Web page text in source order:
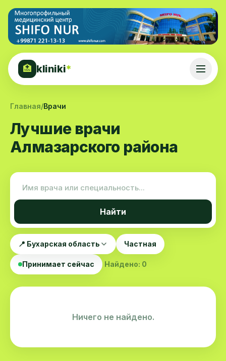
🏥 kliniki*
Главная/Врачи
Лучшие врачи
Алмазарского района
Найти
📍 Бухарская область Частная
Принимает сейчас Найдено: 0
Ничего не найдено.